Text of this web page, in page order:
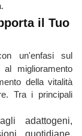
il Tuo
un'enfasi sul
al miglioramento
della vitalità
Tra i principali
adattogeni,